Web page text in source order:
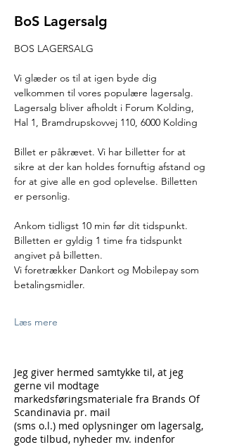
BoS Lagersalg
BOS LAGERSALG
Vi glæder os til at igen byde dig
velkommen til vores populære lagersalg.
Lagersalg bliver afholdt i Forum Kolding,
Hal 1, Bramdrupskovvej 110, 6000 Kolding
Billet er påkrævet. Vi har billetter for at
sikre at der kan holdes fornuftig afstand og
for at give alle en god oplevelse. Billetten
er personlig.
Ankom tidligst 10 min før dit tidspunkt.
Billetten er gyldig 1 time fra tidspunkt
angivet på billetten.
Vi foretrækker Dankort og Mobilepay som
betalingsmidler.
Læs mere
Jeg giver hermed samtykke til, at jeg
gerne vil modtage
markedsføringsmateriale fra Brands Of
Scandinavia pr. mail
(sms o.l.) med oplysninger om lagersalg,
gode tilbud, nyheder mv. indenfor